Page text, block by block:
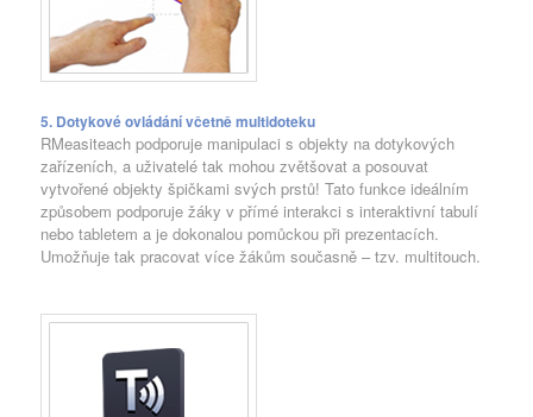
5. Dotykové ovládání včetně multidoteku
RMeasiteach podporuje manipulaci s objekty na dotykových
zařízeních, a uživatelé tak mohou zvětšovat a posouvat
vytvořené objekty špičkami svých prstů! Tato funkce ideálním
způsobem podporuje žáky v přímé interakci s interaktivní tabulí
nebo tabletem a je dokonalou pomůckou při prezentacích.
Umožňuje tak pracovat více žákům současně – tzv. multitouch.